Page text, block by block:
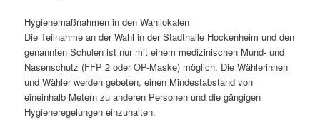
Hygienemaßnahmen in den Wahllokalen
Die Teilnahme an der Wahl in der Stadthalle Hockenheim und den
genannten Schulen ist nur mit einem medizinischen Mund- und
Nasenschutz (FFP 2 oder OP-Maske) möglich. Die Wählerinnen
und Wähler werden gebeten, einen Mindestabstand von
eineinhalb Metern zu anderen Personen und die gängigen
Hygieneregelungen einzuhalten.